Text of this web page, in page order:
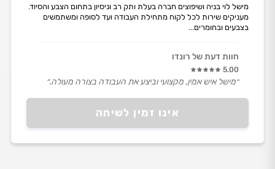
אינו זמין לשיחה
מישל לוי בניה ושיפוצים חברה בעלת ותק רב וניסיון בתחום הצבע והסיוד.
מעניקים שירות לכל לקוח מתחילת העבודה ועד לסופה ומשתמשים
בצבעים ובחומרים...
חוות דעת של רונדו
5.00
״מישל איש אמין, מקצועי וביצע את העבודה בצורה מעולה.״